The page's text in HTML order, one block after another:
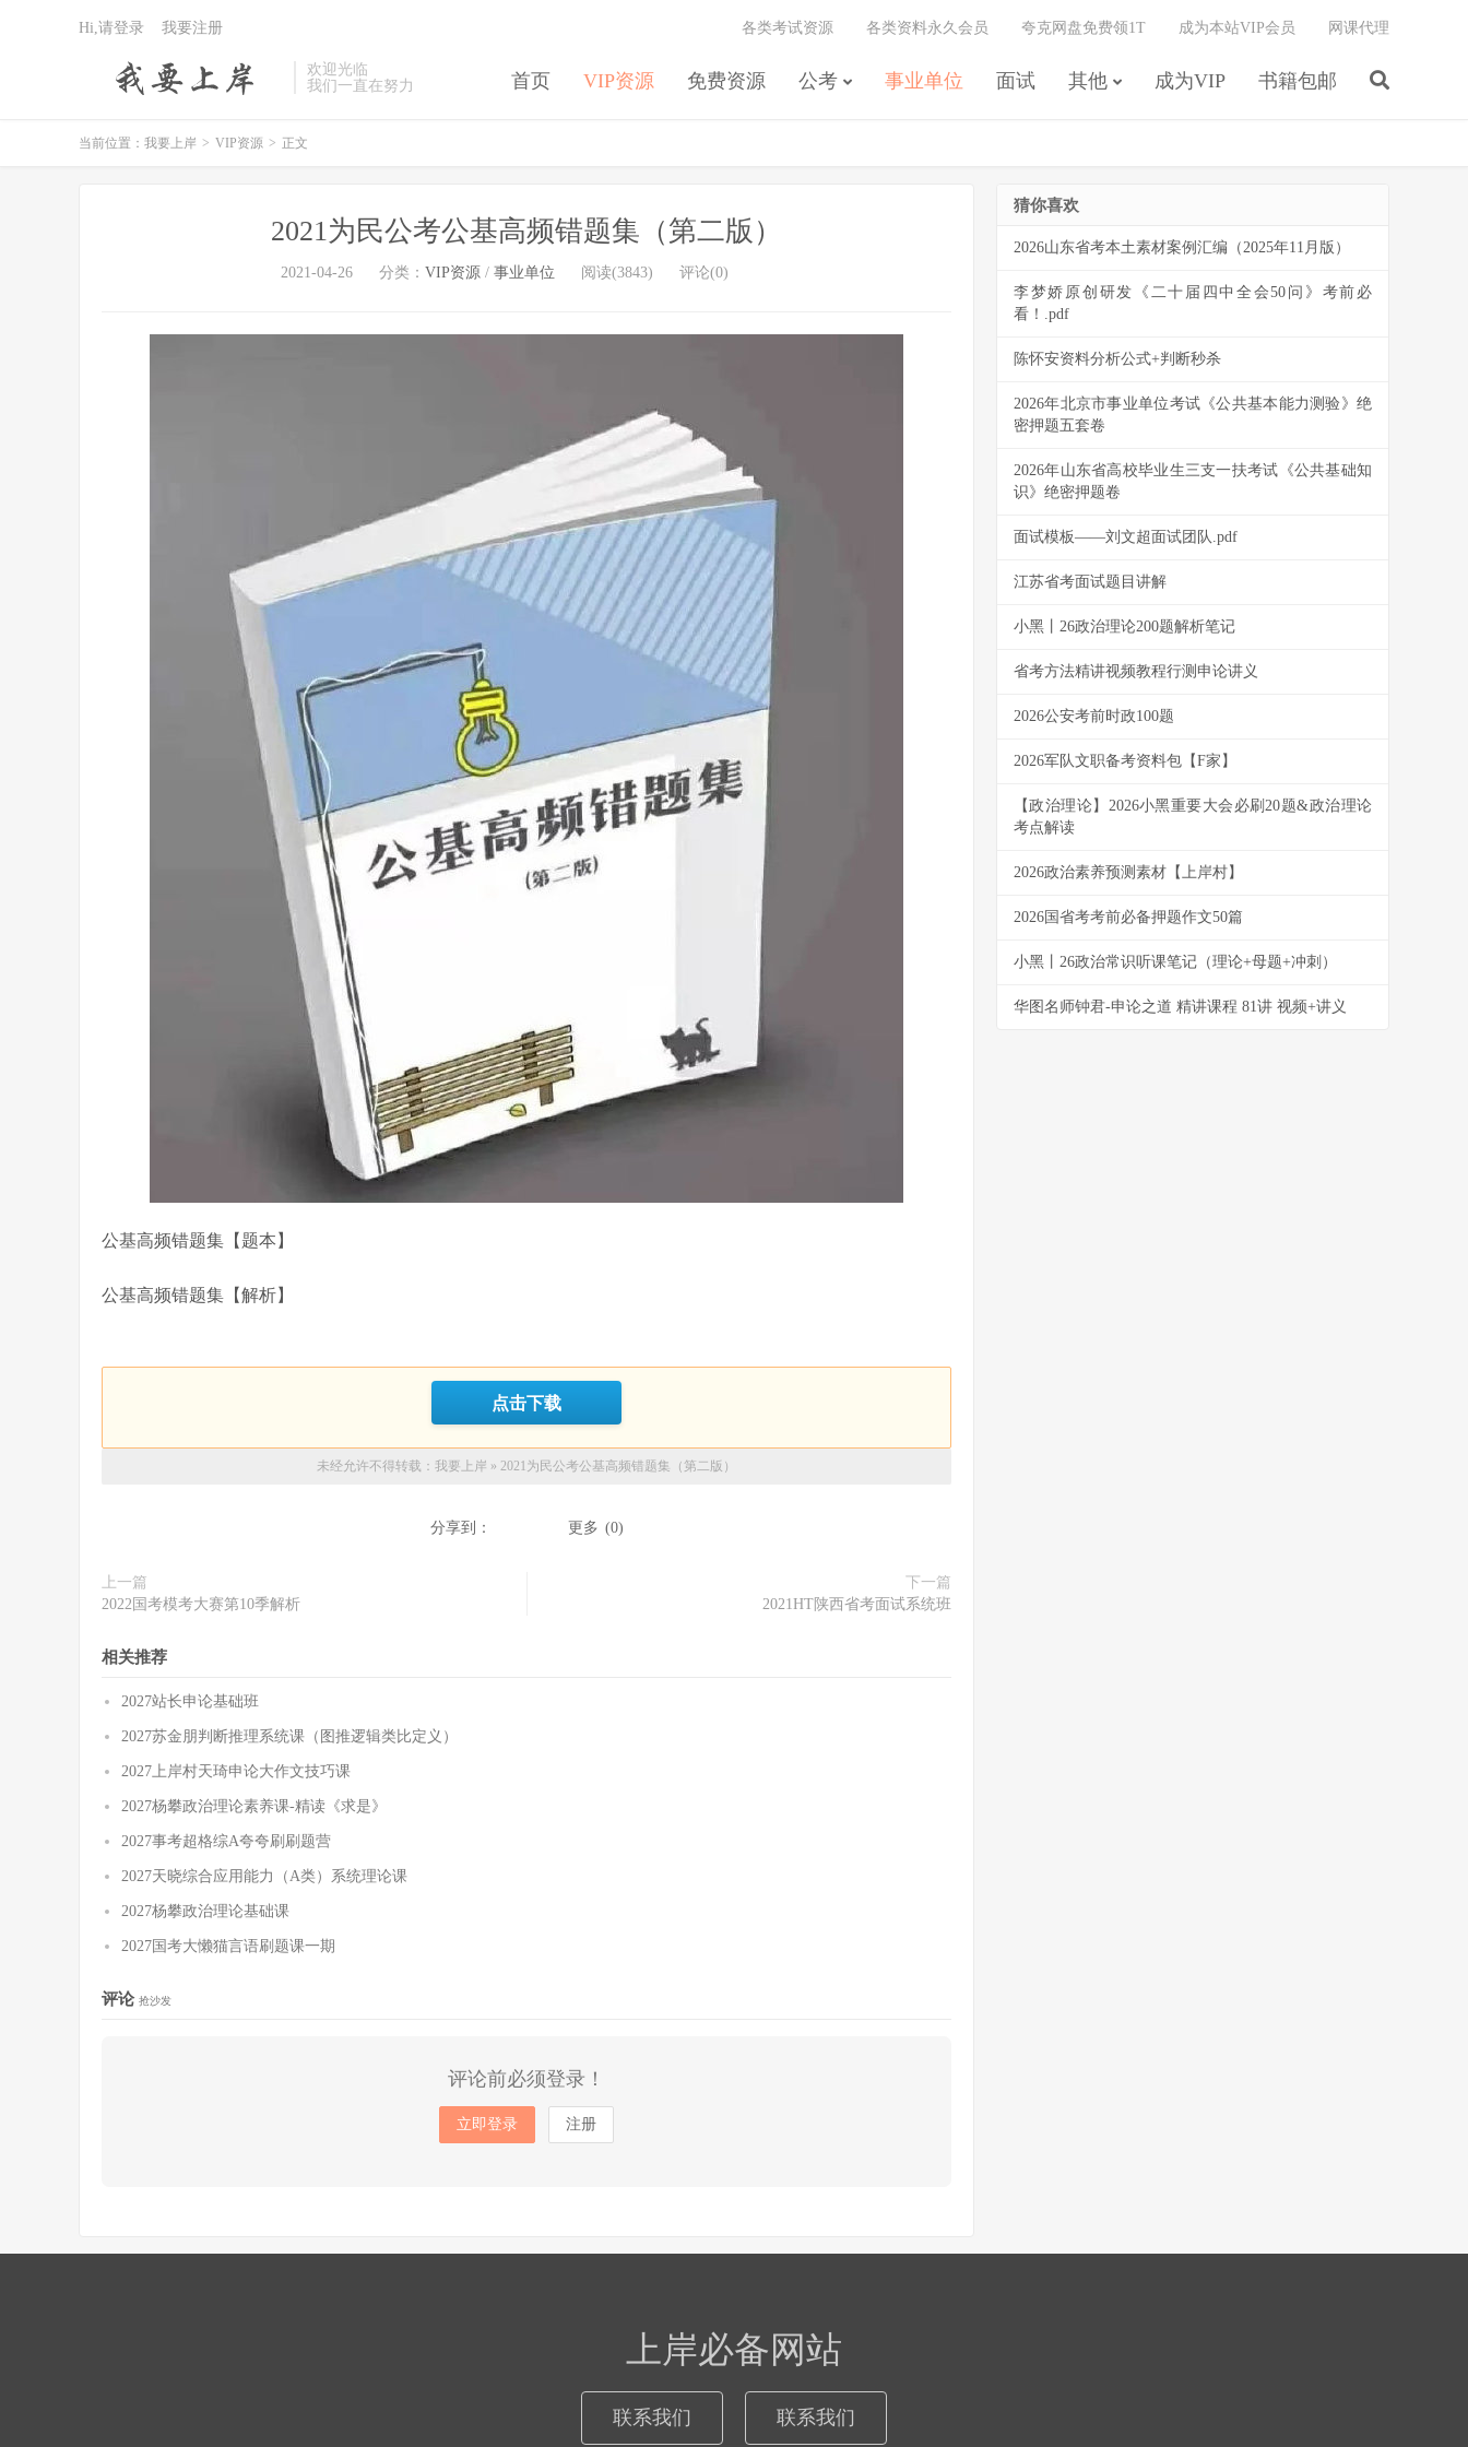
欢迎光临
我们一直在努力
首页 VIP资源 免费资源 公考 事业单位 面试 其他 成为VIP 书籍包邮
各类考试资源 各类资料永久会员 夸克网盘免费领1T 成为本站VIP会员 网课代理
Hi,请登录 我要注册
当前位置： 我要上岸 > VIP资源 > 正文
2021为民公考公基高频错题集（第二版）
2021-04-26 分类： VIP资源 / 事业单位 阅读(3843) 评论(0)
公基高频错题集【题本】
公基高频错题集【解析】
点击下载
未经允许不得转载： 我要上岸 » 2021为民公考公基高频错题集（第二版）
分享到： 更多 (0)
上一篇
2022国考模考大赛第10季解析
下一篇
2021HT陕西省考面试系统班
相关推荐
2027站长申论基础班
2027苏金朋判断推理系统课（图推逻辑类比定义）
2027上岸村天琦申论大作文技巧课
2027杨攀政治理论素养课-精读《求是》
2027事考超格综A夸夸刷刷题营
2027天晓综合应用能力（A类）系统理论课
2027杨攀政治理论基础课
2027国考大懒猫言语刷题课一期
评论 抢沙发
评论前必须登录！
立即登录 注册
猜你喜欢
2026山东省考本土素材案例汇编（2025年11月版）
李梦娇原创研发《二十届四中全会50问》考前必
看！.pdf
陈怀安资料分析公式+判断秒杀
2026年北京市事业单位考试《公共基本能力测验》绝
密押题五套卷
2026年山东省高校毕业生三支一扶考试《公共基础知
识》绝密押题卷
面试模板——刘文超面试团队.pdf
江苏省考面试题目讲解
小黑丨26政治理论200题解析笔记
省考方法精讲视频教程行测申论讲义
2026公安考前时政100题
2026军队文职备考资料包【F家】
【政治理论】2026小黑重要大会必刷20题&政治理论
考点解读
2026政治素养预测素材【上岸村】
2026国省考考前必备押题作文50篇
小黑丨26政治常识听课笔记（理论+母题+冲刺）
华图名师钟君-申论之道 精讲课程 81讲 视频+讲义
上岸必备网站
联系我们 联系我们